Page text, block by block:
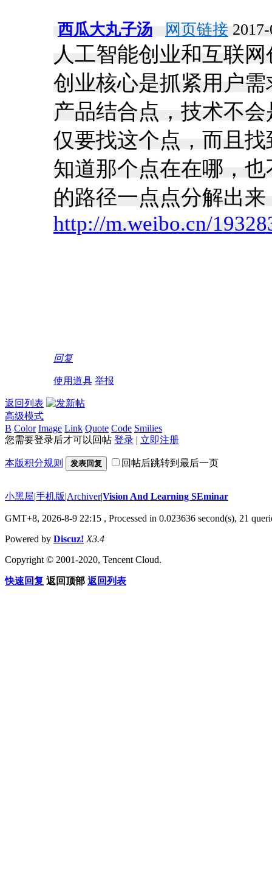
西瓜大丸子汤 网页链接
人工智能创业和互联
创业核心是抓紧用户
产品结合点，技术不
仅要找这个点，而且
知道那个点在在哪，
的路径一点点分解出
http://m.weibo.cn/
回复
使用道具 举报
返回列表
高级模式
B Color Image Link Quote Code Smilies
您需要登录后才可以回帖 登录 | 立即注册
本版积分规则 发表回复 回帖后跳转到最后一页
小黑屋|手机版|Archiver|Vision And Learning SEminar
GMT+8, 2026-8-9 22:15 , Processed in 0.023636 second(s), 21
Powered by Discuz! X3.4
Copyright © 2001-2020, Tencent Cloud.
快速回复 返回顶部 返回列表